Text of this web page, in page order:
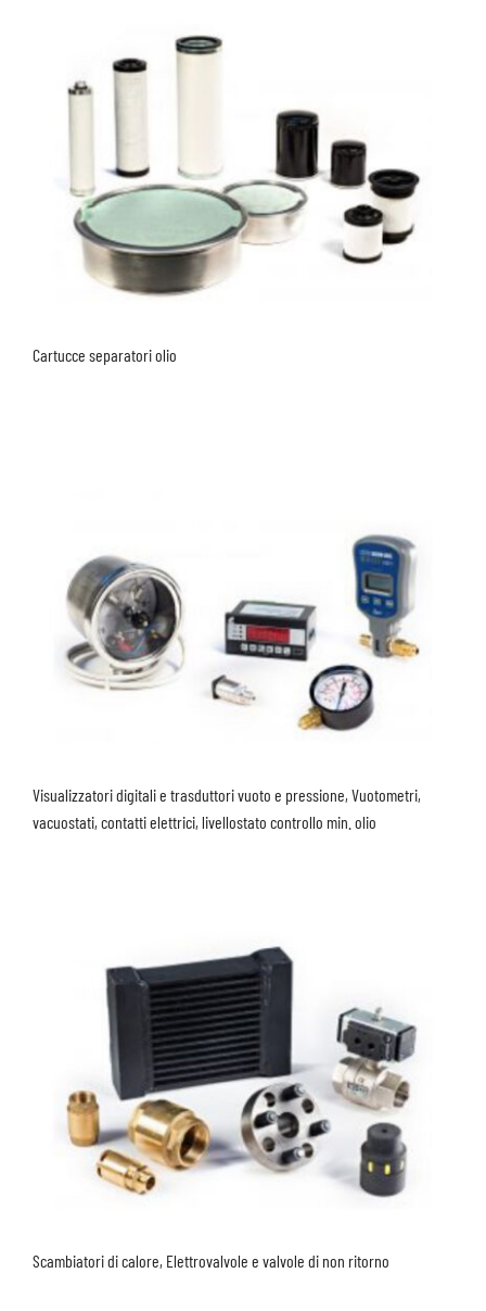
Cartucce separatori olio
Visualizzatori digitali e trasduttori vuoto e pressione, Vuotometri,
vacuostati, contatti elettrici, livellostato controllo min. olio
Scambiatori di calore, Elettrovalvole e valvole di non ritorno